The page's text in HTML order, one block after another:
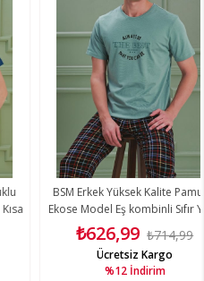
BSM Erkek Yüksek Kalite Pamuklu
Ekose Model Eş kombinli Sıfır Yaka
Kısa Kol Pijama Takımı
₺626,99 ₺714,99
%12İndirim
Ücretsiz Kargo